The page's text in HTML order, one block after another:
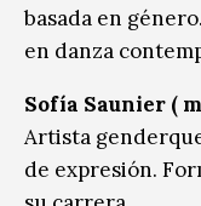
basada en
en danza
Sofía Saunier (
Artista
de expresión.